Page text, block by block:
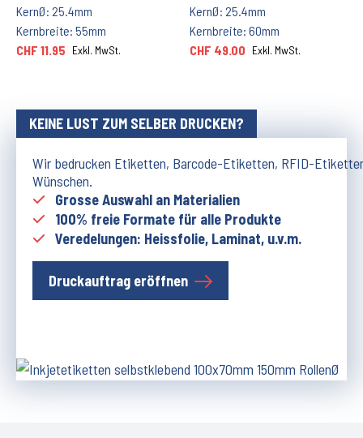
KernØ: 25.4mm
Kernbreite: 55mm
CHF 11.95 Exkl. MwSt.
KernØ: 25.4mm
Kernbreite: 60mm
CHF 49.00 Exkl. MwSt.
KEINE LUST ZUM SELBER DRUCKEN?
Wir bedrucken Etiketten, Barcode-Etiketten, RFID-
Wünschen.
Grosse Auswahl an Materialien
100% freie Formate für alle Produkte
Veredelungen: Heissfolie, Laminat, u.v.m.
Druckauftrag eröffnen